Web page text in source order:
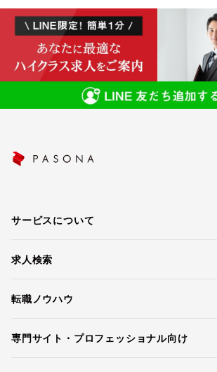
サービスについて
求人検索
転職ノウハウ
専門サイト・プロフェッショナル向け